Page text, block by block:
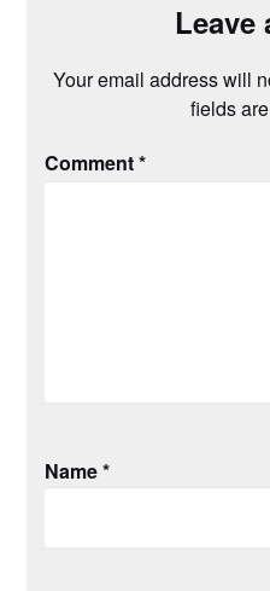
Leave
Your email address will
fields
Comment*
Name*